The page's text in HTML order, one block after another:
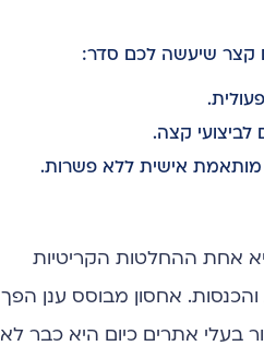
קצר שיעשה לכם סדר:
קצה.
מותאמת אישית ללא פשרות.
אחת ההחלטות הקריטיות
אחסון מבוסס ענן הפך
בעלי אתרים כיום היא כבר לא